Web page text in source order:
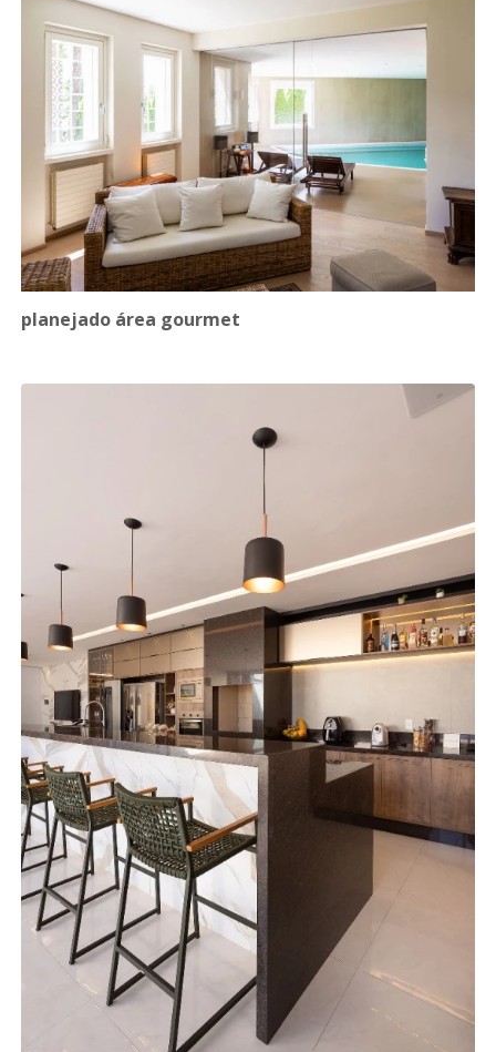
planejado área gourmet